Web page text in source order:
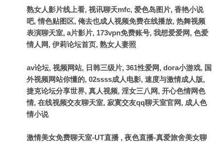
熟女人影片线上看, 视讯聊天mfc, 爱色岛图片, 香艳小说
吧, 情色贴图区, 俺去也成人视频免费在线播放, 热舞视频
表演聊天室, a片影片, 173vpn免费账号, 我想爱爱网, 色爱
情人网, 伊莉论坛首页, 熟女人妻照
av论坛, 视频网站, 日韩三级片, 361性爱网, dora小游戏, 国
外视频网站你懂的, 02ssss成人电影, 速度与激情成人版,
捷克论坛分享世界, 真人视频, 淫女三八网, 开心色情网色
情, 在线视频交友聊天室, 寂寞交友qq聊天室官网, 成人色
情小说
激情美女免费聊天室-UT直播 , 夜色直播-真爱旅舍美女聊